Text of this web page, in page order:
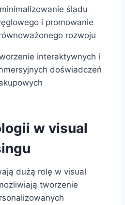
śladu
i promowanie
rozwoju
interaktywnych i
doświadczeń
w visual
dużą rolę w visual
tworzenie